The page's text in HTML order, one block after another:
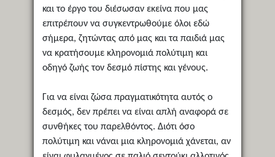
και το έργο του διέσωσαν εκείνα που μας
επιτρέπουν να συγκεντρωθούμε όλοι εδώ
σήμερα, ζητώντας από μας και τα παιδιά μας
να κρατήσουμε κληρονομιά πολύτιμη και
οδηγό ζωής τον δεσμό πίστης και γένους.
Για να είναι ζώσα πραγματικότητα αυτός ο
δεσμός, δεν πρέπει να είναι απλή αναφορά σε
συνθήκες του παρελθόντος. Διότι όσο
πολύτιμη και νάναι μια κληρονομιά χάνεται, αν